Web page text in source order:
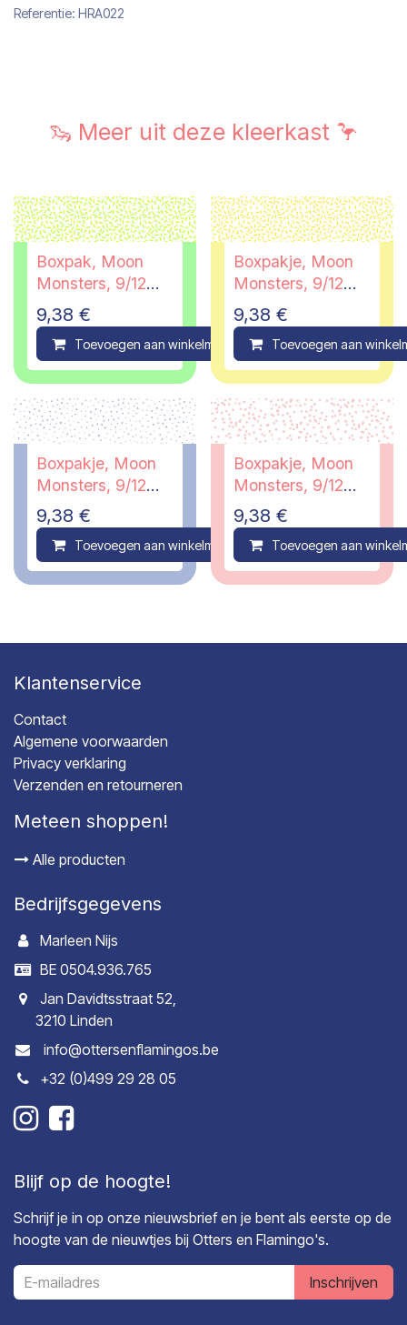
Referentie: HRA022
🦦 Meer uit deze kleerkast 🦩
Boxpak, Moon
Monsters, 9/12
maanden
9,38 €
Toevoegen aan winkelmandje Compare
Boxpakje, Moon
Monsters, 9/12
maanden
9,38 €
Toevoegen aan
Boxpakje, Moon
Monsters, 9/12
maanden
9,38 €
Toevoegen aan winkelmandje Compare
Boxpakje, Moon
Monsters, 9/12
maanden
9,38 €
Toevoegen aan
Klantenservice
Contact
Algemene voorwaarden
Privacy verklaring
Verzenden en retourneren
Meteen shoppen!
Alle producten
Bedrijfsgegevens
Marleen Nijs
BE 0504.936.765
Jan Davidtsstraat 52,
3210 Linden
info@ottersenflamingos.be
+32 (0)499 29 28 05
Blijf op de hoogte!
Schrijf je in op onze nieuwsbrief en je bent als eerste op de
hoogte van de nieuwtjes bij Otters en Flamingo's.
Inschrijven